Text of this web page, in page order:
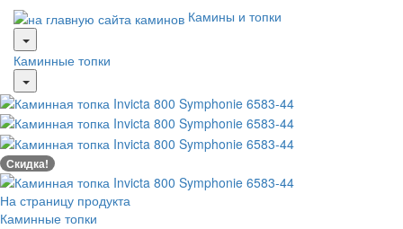
Камины и топки
Каминные топки
Скидка!
На страницу продукта
Каминные топки